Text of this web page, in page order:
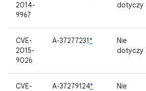
2014-
9967
dotyczy
CVE-
2015-
9026
A-37277231*
Nie
dotyczy
CVE-
A-37279124*
Nie